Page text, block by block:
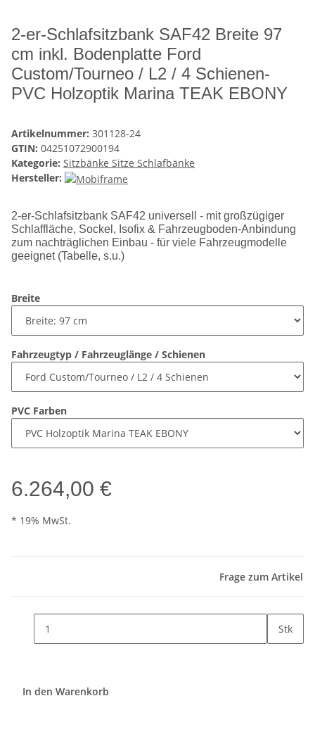
2-er-Schlafsitzbank SAF42 Breite 97
cm inkl. Bodenplatte Ford
Custom/Tourneo / L2 / 4 Schienen-
PVC Holzoptik Marina TEAK EBONY
Artikelnummer: 301128-24
GTIN: 04251072900194
Kategorie: Sitzbänke Sitze Schlafbänke
Hersteller:
2-er-Schlafsitzbank SAF42 universell - mit großzügiger
Schlaffläche, Sockel, Isofix & Fahrzeugboden-Anbindung
zum nachträglichen Einbau - für viele Fahrzeugmodelle
geeignet (Tabelle, s.u.)
Breite
Fahrzeugtyp / Fahrzeuglänge / Schienen
PVC Farben
6.264,00 €
* 19% MwSt.
Frage zum Artikel
Stk
In den Warenkorb